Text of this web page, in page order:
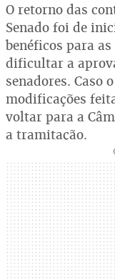
O retorno das
Senado foi de
benéficos para
dificultar a
senadores. Caso
modificações
voltar para a
a tramitação.